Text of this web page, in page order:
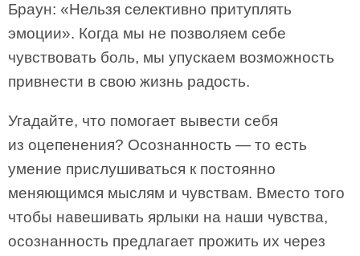
Браун: «Нельзя селективно притуплять
эмоции». Когда мы не позволяем себе
чувствовать боль, мы упускаем возможность
привнести в свою жизнь радость.
Угадайте, что помогает вывести себя
из оцепенения? Осознанность — то есть
умение прислушиваться к постоянно
меняющимся мыслям и чувствам. Вместо того
чтобы навешивать ярлыки на наши чувства,
осознанность предлагает прожить их через